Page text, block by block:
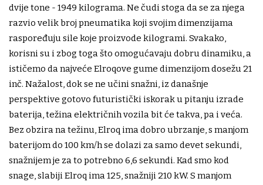
dvije tone - 1949 kilograma. Ne čudi stoga da se za njega
razvio velik broj pneumatika koji svojim dimenzijama
raspoređuju sile koje proizvode kilogrami. Svakako,
korisni su i zbog toga što omogućavaju dobru dinamiku, a
ističemo da najveće Elroqove gume dimenzijom dosežu 21
inč. Nažalost, dok se ne učini snažni, iz današnje
perspektive gotovo futuristički iskorak u pitanju izrade
baterija, težina električnih vozila bit će takva, pa i veća.
Bez obzira na težinu, Elroq ima dobro ubrzanje, s manjom
baterijom do 100 km/h se dolazi za samo devet sekundi,
snažnijem je za to potrebno 6,6 sekundi. Kad smo kod
snage, slabiji Elroq ima 125, snažniji 210 kW. S manjom